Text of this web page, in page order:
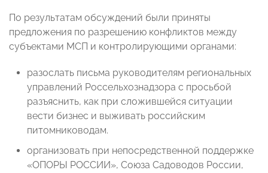
По результатам обсуждений были приняты
предложения по разрешению конфликтов между
субъектами МСП и контролирующими органами:
разослать письма руководителям региональных
управлений Россельхознадзора с просьбой
разъяснить, как при сложившейся ситуации
вести бизнес и выживать российским
питомниководам.
организовать при непосредственной поддержке
«ОПОРЫ РОССИИ», Союза Садоводов России,